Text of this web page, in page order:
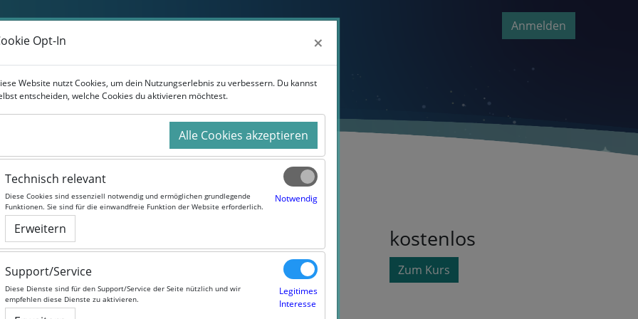
Weiterbildung Studium Für Unternehmen Anmelden
Rechtsanwaltliches Berufsrecht
Kurslaufzeit:
Sprache:German kostenlos
Zum Kurs
Opt-In ×
Website nutzt Cookies, um dein Nutzungserlebnis zu verbessern. Du kannst
entscheiden, welche Cookies du aktivieren möchtest.
Alle Cookies akzeptieren
Technisch relevant
Diese Cookies sind essenziell notwendig und ermöglichen grundlegende
Funktionen. Sie sind für die einwandfreie Funktion der Website erforderlich.
Notwendig
Erweitern
Support/Service
Diese Dienste sind für den Support/Service der Seite nützlich und wir
empfehlen diese Dienste zu aktivieren.
Legitimes
Interesse
Opt-In ×
Website nutzt Cookies, um dein Nutzungserlebnis zu verbessern. Du kannst
entscheiden, welche Cookies du aktivieren möchtest.
Alle Cookies akzeptieren
Technisch relevant
Diese Cookies sind essenziell notwendig und ermöglichen grundlegende
Funktionen. Sie sind für die einwandfreie Funktion der Website erforderlich.
Notwendig
Erweitern
Support/Service
Diese Dienste sind für den Support/Service der Seite nützlich und wir
empfehlen diese Dienste zu aktivieren.
Legitimes
Interesse